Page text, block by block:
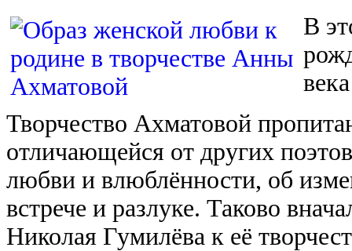
В
Творчество Ахматовой
отличающейся от других
любви и влюблённости, об
встрече и разлуке. Таково
Николая Гумилёва к её